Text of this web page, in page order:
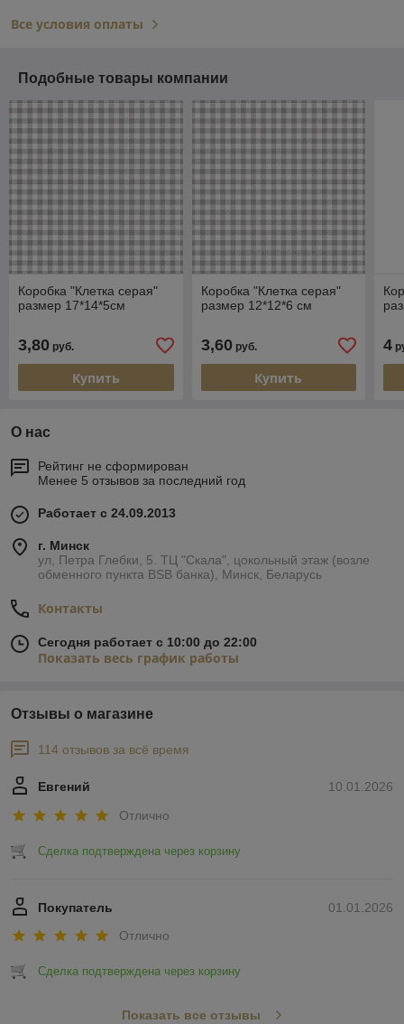
Все условия оплаты
Подобные товары компании
Коробка "Клетка серая"
размер 17*14*5см
3,80 руб.
Купить
Коробка "Клетка серая"
размер 12*12*6 см
3,60руб.
Купить
4
О нас
Рейтинг не сформирован
Менее 5 отзывов за последний год
Работает с 24.09.2013
г. Минск
ул, Петра Глебки, 5. ТЦ "Скала", цокольный этаж (возле
обменного пункта BSB банка), Минск, Беларусь
Контакты
Сегодня работает с 10:00 до 22:00
Показать весь график работы
Отзывы о магазине
114 отзывов за всё время
10.01.2026
Евгений
Отлично
Сделка подтверждена через корзину
01.01.2026
Покупатель
Отлично
Сделка подтверждена через корзину
Показать все отзывы